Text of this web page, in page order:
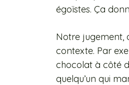
égoïstes. Ça
Notre jugement,
contexte. Par
chocolat à côté
quelqu’un qui